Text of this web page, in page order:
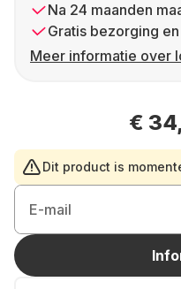
Na 24 maanden
Gratis bezorging
Meer informatie over
€
Dit product is
E-mail